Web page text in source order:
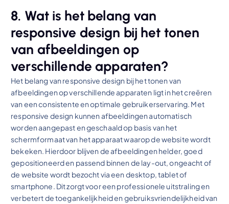
8. Wat is het belang van
responsive design bij het tonen
van afbeeldingen op
verschillende apparaten?
Het belang van responsive design bij het tonen van
afbeeldingen op verschillende apparaten ligt in het creëren
van een consistente en optimale gebruikerservaring. Met
responsive design kunnen afbeeldingen automatisch
worden aangepast en geschaald op basis van het
schermformaat van het apparaat waarop de website wordt
bekeken. Hierdoor blijven de afbeeldingen helder, goed
gepositioneerd en passend binnen de lay-out, ongeacht of
de website wordt bezocht via een desktop, tablet of
smartphone. Dit zorgt voor een professionele uitstraling en
verbetert de toegankelijkheid en gebruiksvriendelijkheid van